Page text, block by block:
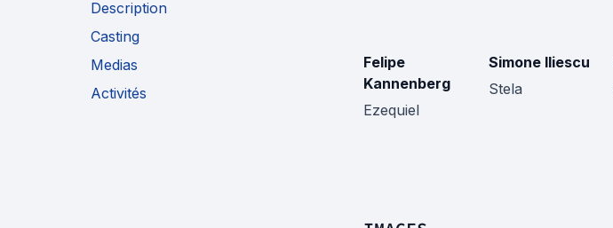
Description
Casting
Medias
Activités
Felipe
Kannenberg
Ezequiel
Simone Iliescu
Stela